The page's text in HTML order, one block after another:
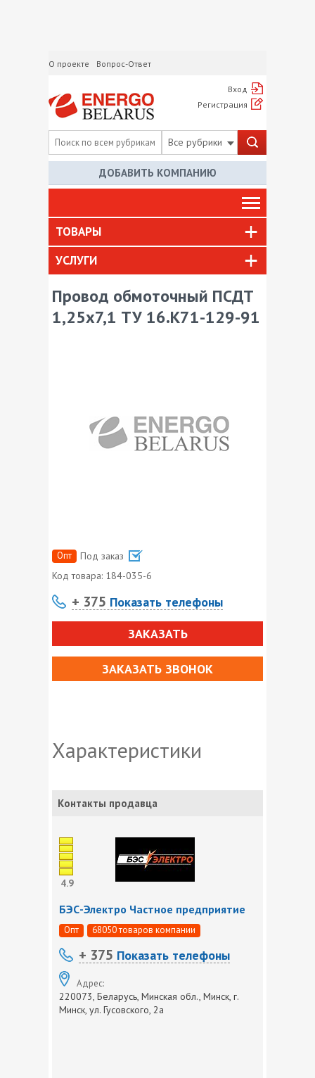
О проекте Вопрос-Ответ
Вход
Регистрация
Все рубрики
ДОБАВИТЬ КОМПАНИЮ
ТОВАРЫ
УСЛУГИ
Провод обмоточный ПСДТ
1,25х7,1 ТУ 16.К71-129-91
Опт
Под заказ
Код товара: 184-035-6
+ 375 Показать телефоны
ЗАКАЗАТЬ
ЗАКАЗАТЬ ЗВОНОК
Характеристики
Контакты продавца
4.9
БЭС-Электро Частное предприятие
Опт 68050 товаров компании
+ 375 Показать телефоны
Адрес:
220073, Беларусь, Минская обл., Минск, г.
Минск, ул. Гусовского, 2а